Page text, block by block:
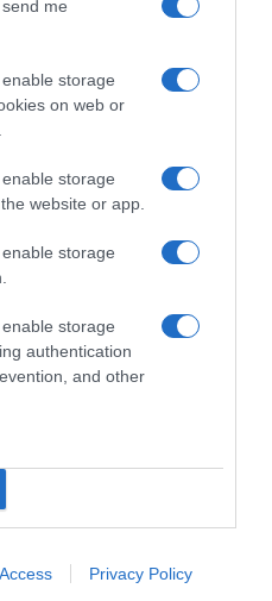
me
storage
on web or
storage
website or app.
storage
storage
authentication
and other
Privacy Policy
μπήκε στο νοσοκομείο